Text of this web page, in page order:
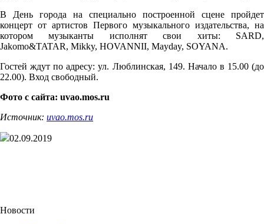
В День города на специально построенной сцене пройдет
концерт от артистов Первого музыкального издательства, на
котором музыканты исполнят свои хиты: SARD,
Jakomo&TATAR, Mikky, HOVANNII, Mayday, SOYANA.
Гостей ждут по адресу: ул. Люблинская, 149. Начало в 15.00 (до
22.00). Вход свободный.
Фото с сайта: uvao.mos.ru
Источник: uvao.mos.ru
02.09.2019
Новости